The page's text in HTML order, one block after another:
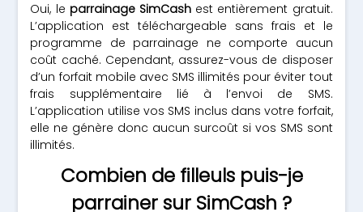
Oui, le parrainage SimCash est entièrement gratuit.
L’application est téléchargeable sans frais et le
programme de parrainage ne comporte aucun
coût caché. Cependant, assurez-vous de disposer
d’un forfait mobile avec SMS illimités pour éviter tout
frais supplémentaire lié à l’envoi de SMS.
L’application utilise vos SMS inclus dans votre forfait,
elle ne génère donc aucun surcoût si vos SMS sont
illimités.
Combien de filleuls puis-je
parrainer sur SimCash ?